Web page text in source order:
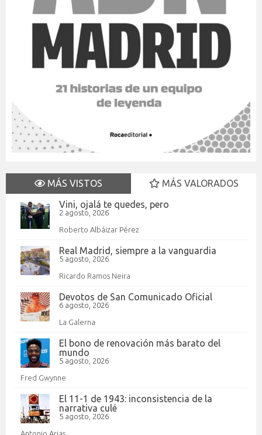
MÁS VISTOS
MÁS VALORADOS
Vini, ojalá te quedes, pero
2 agosto, 2026
Roberto Albáizar Pérez
Real Madrid, siempre a la vanguardia
5 agosto, 2026
Ricardo Ramos Neira
Devotos de San Comunicado Oficial
6 agosto, 2026
La Galerna
El bono de renovación más barato del
mundo
5 agosto, 2026
Fred Gwynne
El 11-1 de 1943: inconsistencia de la
narrativa culé
5 agosto, 2026
Antonio Arias